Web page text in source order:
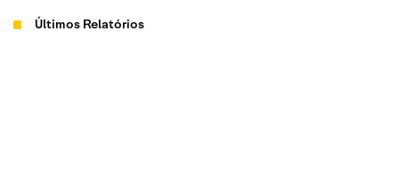
Últimos Relatórios